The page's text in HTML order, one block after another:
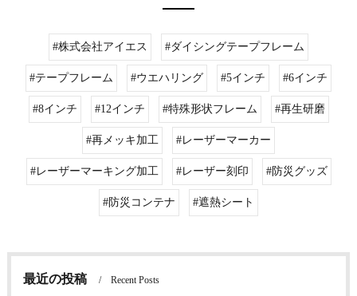
#株式会社アイエス #ダイシングテープフレーム
#テープフレーム #ウエハリング #5インチ #6インチ
#8インチ #12インチ #特殊形状フレーム #再生研磨
#再メッキ加工 #レーザーマーカー
#レーザーマーキング加工 #レーザー刻印 #防災グッズ
#防災コンテナ #遮熱シート
最近の投稿 Recent Posts